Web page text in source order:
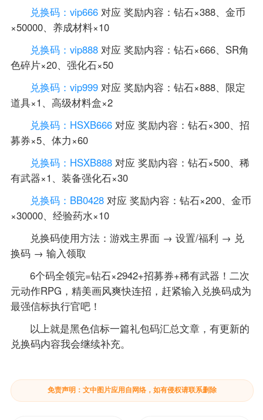
兑换码：vip666 对应 奖励内容：钻石×388、金币
×50000、养成材料×10
兑换码：vip888 对应 奖励内容：钻石×666、SR角
色碎片×20、强化石×50
兑换码：vip999 对应 奖励内容：钻石×888、限定
道具×1、高级材料盒×2
兑换码：HSXB666 对应 奖励内容：钻石×300、招
募券×5、体力×60
兑换码：HSXB888 对应 奖励内容：钻石×500、稀
有武器×1、装备强化石×30
兑换码：BB0428 对应 奖励内容：钻石×200、金币
×30000、经验药水×10
兑换码使用方法：游戏主界面 → 设置/福利 → 兑
换码 → 输入领取
6个码全领完=钻石×2942+招募券+稀有武器！二次
元动作RPG，精美画风爽快连招，赶紧输入兑换码成为
最强信标执行官吧！
以上就是黑色信标一篇礼包码汇总文章，有更新的
兑换码内容我会继续补充。
免责声明：文中图片应用自网络，如有侵权请联系删除